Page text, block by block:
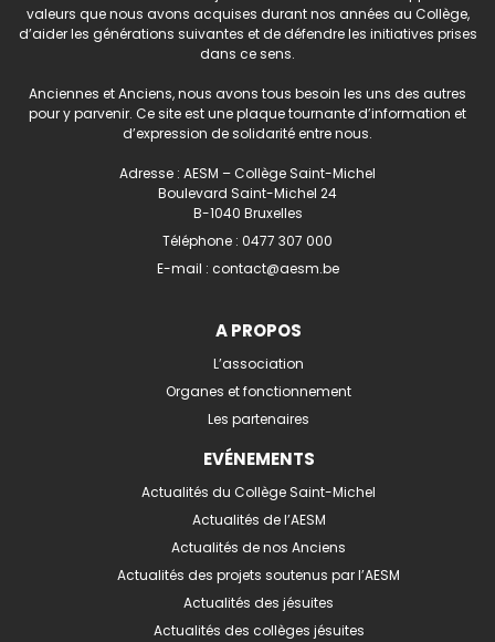
valeurs que nous avons acquises durant nos années au Collège,
d’aider les générations suivantes et de défendre les initiatives prises
dans ce sens.
Anciennes et Anciens, nous avons tous besoin les uns des autres
pour y parvenir. Ce site est une plaque tournante d’information et
d’expression de solidarité entre nous.
Adresse : AESM – Collège Saint-Michel
Boulevard Saint-Michel 24
B-1040 Bruxelles
Téléphone : 0477 307 000
E-mail : contact@aesm.be
A PROPOS
L’association
Organes et fonctionnement
Les partenaires
EVÉNEMENTS
Actualités du Collège Saint-Michel
Actualités de l’AESM
Actualités de nos Anciens
Actualités des projets soutenus par l’AESM
Actualités des jésuites
Actualités des collèges jésuites